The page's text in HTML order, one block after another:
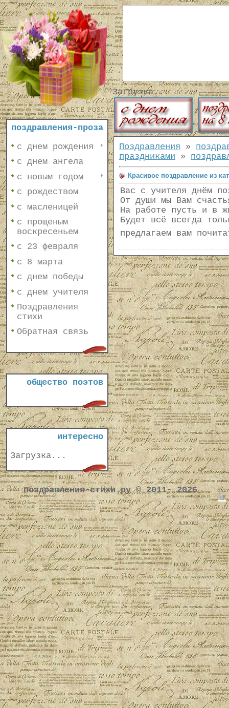
поздравления-проза
с днем рождения
с днем ангела
с новым годом
с рождеством
с масленицей
с прощеным
воскресеньем
с 23 февраля
с 8 марта
с днем победы
с днем учителя
Поздравления
стихи
Обратная связь
общество поэтов
интересно
Загрузка...
Загрузка...
Поздравления »
праздниками »
Красивое поздравление из
Вас с учителя днём
От души мы Вам
На работе пусть и в
Будет всё всегда
предлагаем вам
поздравления-стихи.ру © 2011- 2026